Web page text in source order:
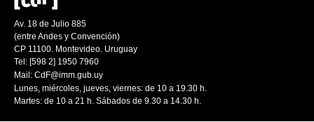
Av. 18 de Julio 885
(entre Andes y Convención)
CP 11100. Montevideo. Uruguay
Tel: [598 2] 1950 7960
Mail: CdF@imm.gub.uy
Lunes, miércoles, jueves, viernes: de 10 a 19.30 h.
Martes: de 10 a 21 h. Sábados de 9.30 a 14.30 h.